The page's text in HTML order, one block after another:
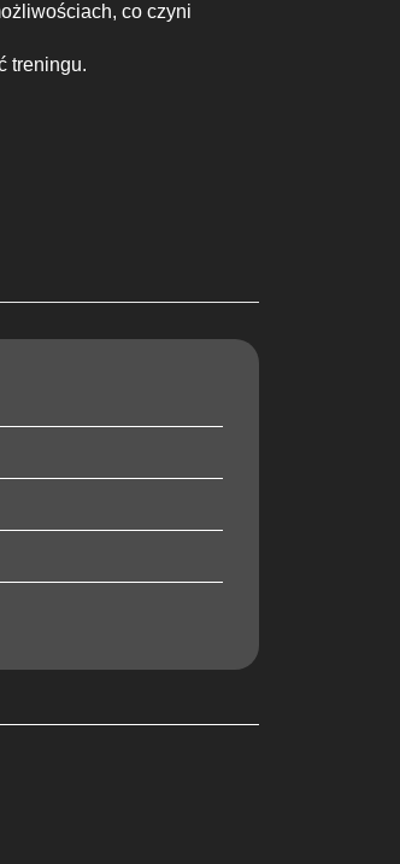
co czyni
treningu.